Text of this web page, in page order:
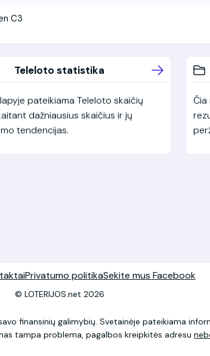
C3
Teleloto statistika
pateikiama Teleloto skaičių
dažniausius skaičius ir jų
tendencijas.
Čia
Privatumo politikaSekite mus Facebook
© LOTERIJOS.net 2026
finansinių galimybių. Svetainėje pateikiama
tampa problema, pagalbos kreipkitės adresu